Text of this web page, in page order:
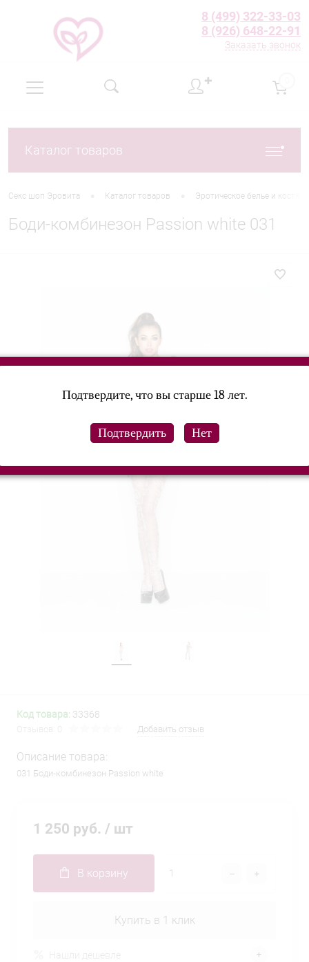
8 (499) 322-33-03
8 (926) 648-22-91
Заказать звонок
✚
Каталог товаров
Секс шоп Эровита Каталог товаров Эротическое белье и
Боди-комбинезон Passion white 031
Код товара: 33368
Добавить отзыв
Описание товара:
031 Боди-комбинезон Passion white
1 250 руб. / шт
В корзину
Купить в 1 клик
Подтвердите, что вы старше 18 лет.